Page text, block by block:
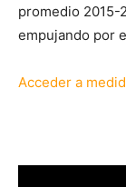
promedio 2015-
empujando por
Acceder a